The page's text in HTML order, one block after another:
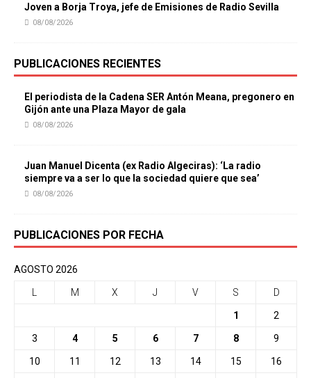
Joven a Borja Troya, jefe de Emisiones de Radio Sevilla
08/08/2026
PUBLICACIONES RECIENTES
El periodista de la Cadena SER Antón Meana, pregonero en
Gijón ante una Plaza Mayor de gala
08/08/2026
Juan Manuel Dicenta (ex Radio Algeciras): ‘La radio
siempre va a ser lo que la sociedad quiere que sea’
08/08/2026
PUBLICACIONES POR FECHA
AGOSTO 2026
M X J V S D
1 2
3 4 5 6 7 8 9
10 11 12 13 14 15 16